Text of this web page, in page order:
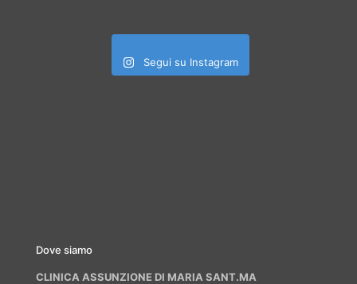
Segui su Instagram
Dove siamo
CLINICA ASSUNZIONE DI MARIA SANT.MA